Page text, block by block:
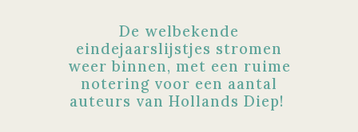
De welbekende
eindejaarslijstjes stromen
weer binnen, met een ruime
notering voor een aantal
auteurs van Hollands Diep!